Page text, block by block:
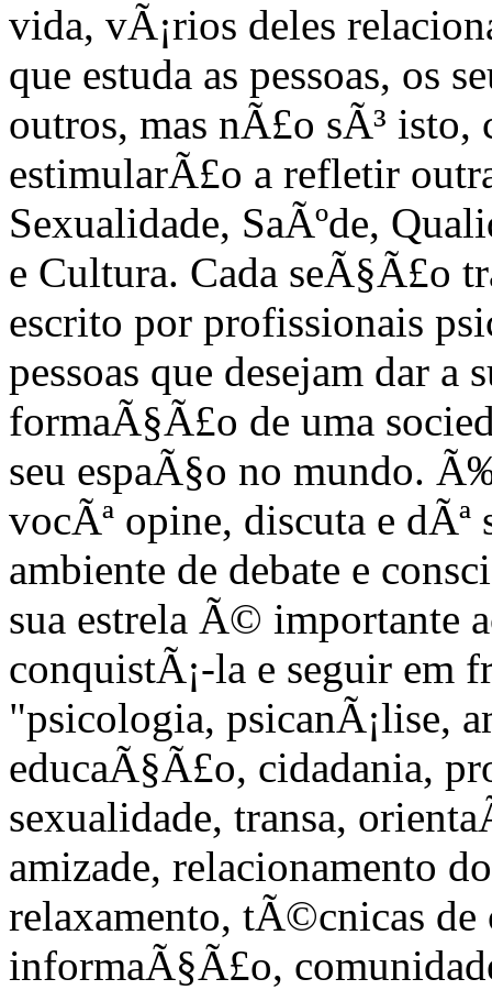
vida, vÃ¡rios deles
que estuda as pessoas, os
outros, mas nÃ£o sÃ³
estimularÃ£o a refletir
Sexualidade, SaÃºde,
e Cultura. Cada seÃ§Ã£o
escrito por profissionais
pessoas que desejam dar
formaÃ§Ã£o de uma
seu espaÃ§o no mundo.
vocÃª opine, discuta e
ambiente de debate e
sua estrela Ã© importante
conquistÃ¡-la e seguir em
"psicologia, psicanÃ¡lise,
educaÃ§Ã£o, cidadania,
sexualidade, transa,
amizade, relacionamento
relaxamento, tÃ©cnicas de
informaÃ§Ã£o,